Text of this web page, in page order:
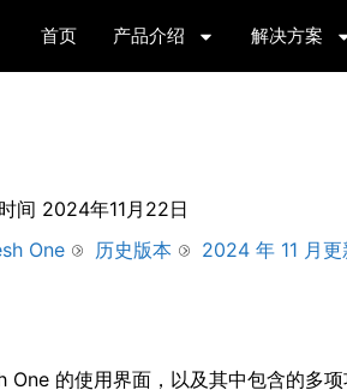
首页 产品介绍 解决方案
间 2024年11月22日
One 历史版本 2024 年 11 月
的使用界面，以及其中包含的多